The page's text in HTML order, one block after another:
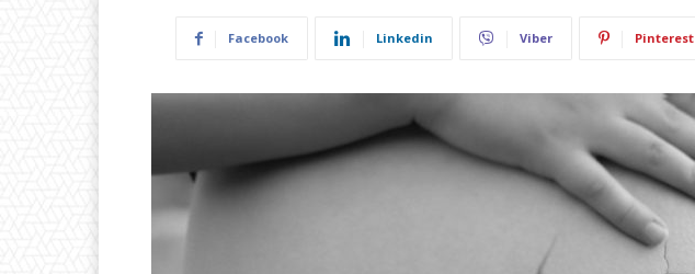
Facebook Linkedin Viber Pinterest